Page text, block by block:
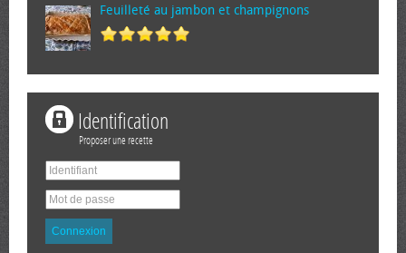
Feuilleté au jambon et champignons
Identification
Proposer une recette
Connexion